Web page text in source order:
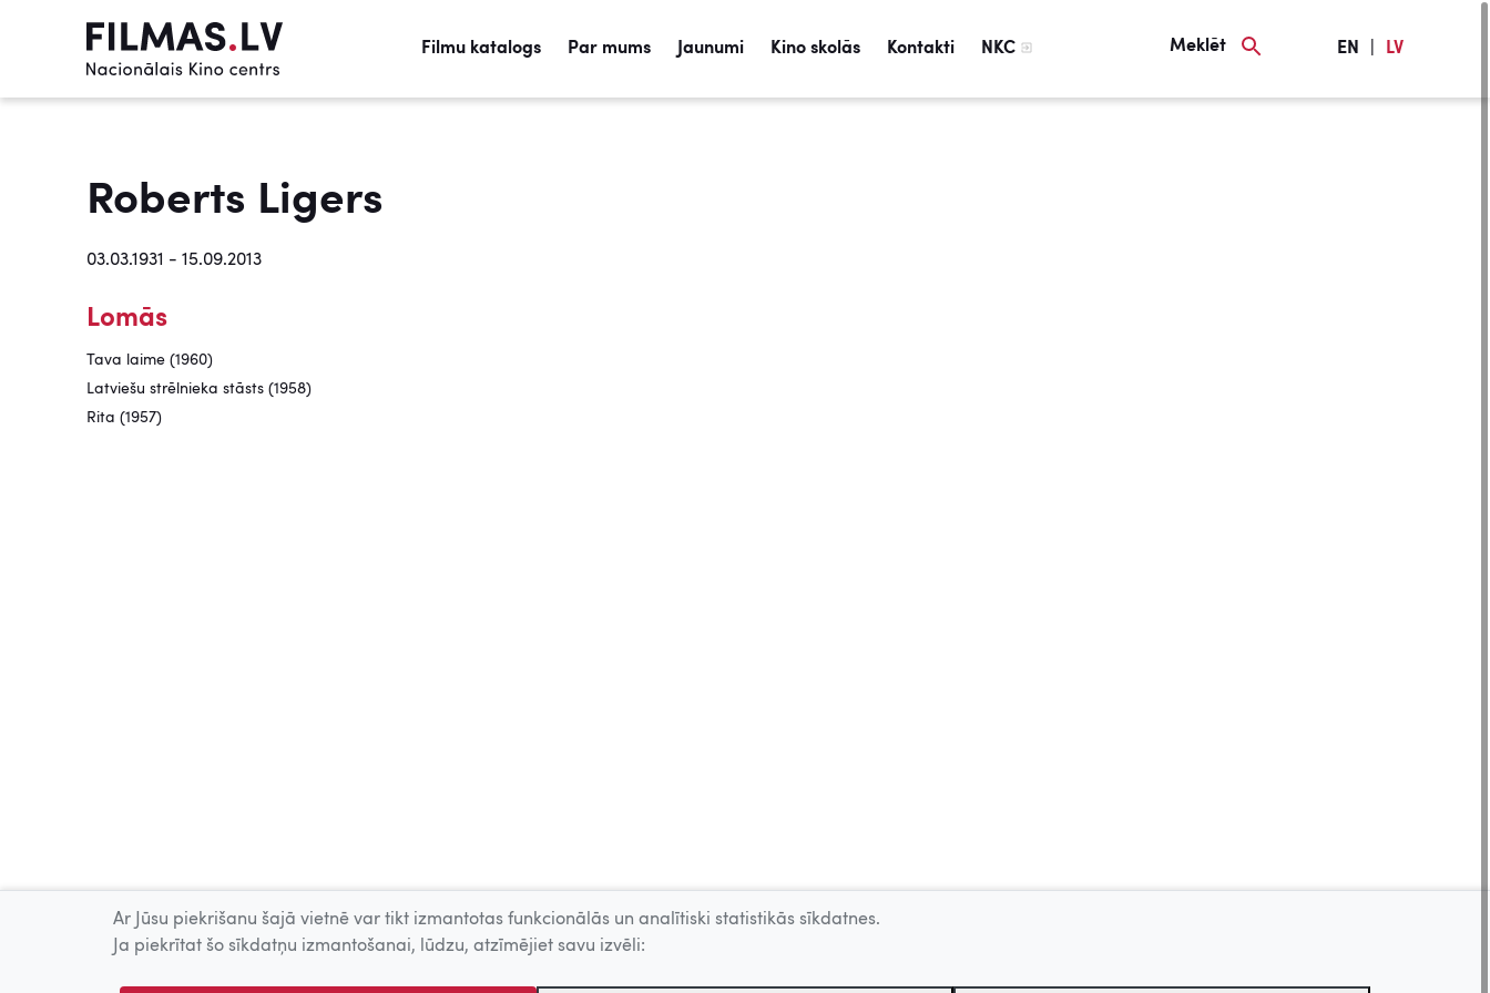
Filmu katalogs Par mums Jaunumi Kino skolās Kontakti NKC Meklēt EN LV
Roberts Ligers
03.03.1931 - 15.09.2013
Lomās
Tava laime (1960)
Latviešu strēlnieka stāsts (1958)
Rita (1957)
Ar Jūsu piekrišanu šajā vietnē var tikt izmantotas funkcionālās un analītiski statistikās sīkdatnes.
Ja piekrītat šo sīkdatņu izmantošanai, lūdzu, atzīmējiet savu izvēli: